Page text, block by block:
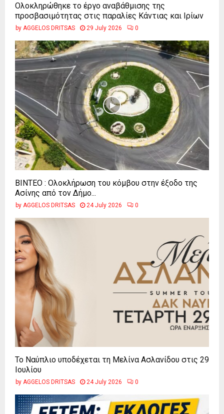
Ολοκληρώθηκε το έργο αναβάθμισης της
προσβασιμότητας στις παραλίες Κάντιας και Ιρίων
by AGGELOS DRITSAS 29 July 2026 0
ΒΙΝΤΕΟ : Ολοκλήρωση του κόμβου στην έξοδο της
Ασίνης από τον Δήμο...
by AGGELOS DRITSAS 24 July 2026 0
Το Ναύπλιο υποδέχεται τη Μελίνα Ασλανίδου στις 29
Ιουλίου
by AGGELOS DRITSAS 24 July 2026 0